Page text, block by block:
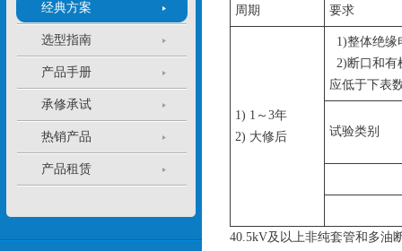
经典方案
选型指南
产品手册
承修承试
热销产品
产品租赁
周期
要求
1) 1～3年
2) 大修后
1)整体绝缘
2)断口和有
应低于下表
试验类别
40.5kV及以上非纯套管和多油